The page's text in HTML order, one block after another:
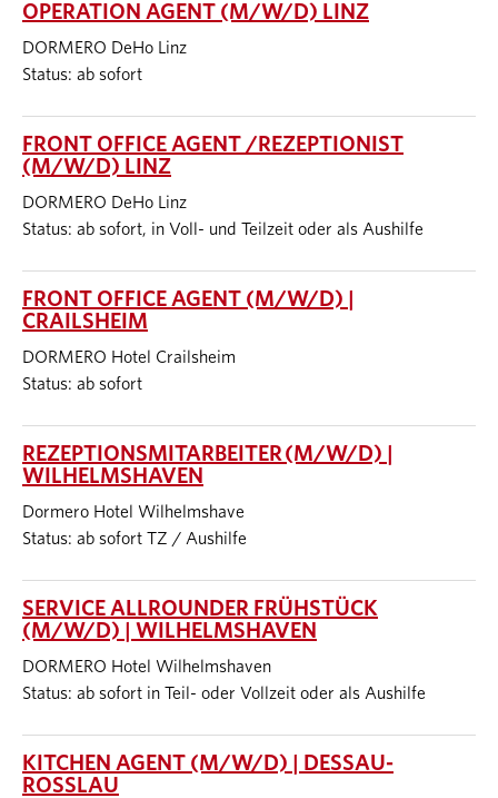
OPERATION AGENT (M/W/D) LINZ
DORMERO DeHo Linz
Status: ab sofort
FRONT OFFICE AGENT /REZEPTIONIST
(M/W/D) LINZ
DORMERO DeHo Linz
Status: ab sofort, in Voll- und Teilzeit oder als Aushilfe
FRONT OFFICE AGENT (M/W/D) |
CRAILSHEIM
DORMERO Hotel Crailsheim
Status: ab sofort
REZEPTIONSMITARBEITER (M/W/D) |
WILHELMSHAVEN
Dormero Hotel Wilhelmshave
Status: ab sofort TZ / Aushilfe
SERVICE ALLROUNDER FRÜHSTÜCK
(M/W/D) | WILHELMSHAVEN
DORMERO Hotel Wilhelmshaven
Status: ab sofort in Teil- oder Vollzeit oder als Aushilfe
KITCHEN AGENT (M/W/D) | DESSAU-
ROSSLAU